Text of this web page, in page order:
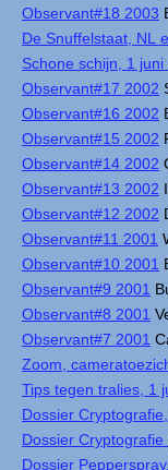
Observant#18 2003
De Snuffelstaat, NL
Schone schijn, 1 juni
Observant#17 2002
Observant#16 2002
Observant#15 2002
Observant#14 2002
Observant#13 2002
Observant#12 2002
Observant#11 2001
Observant#10 2001
Observant#9 2001
Observant#8 2001
Observant#7 2001
Zoom,
Tips tegen tralies, 1
Dossier
Dossier
Dossier